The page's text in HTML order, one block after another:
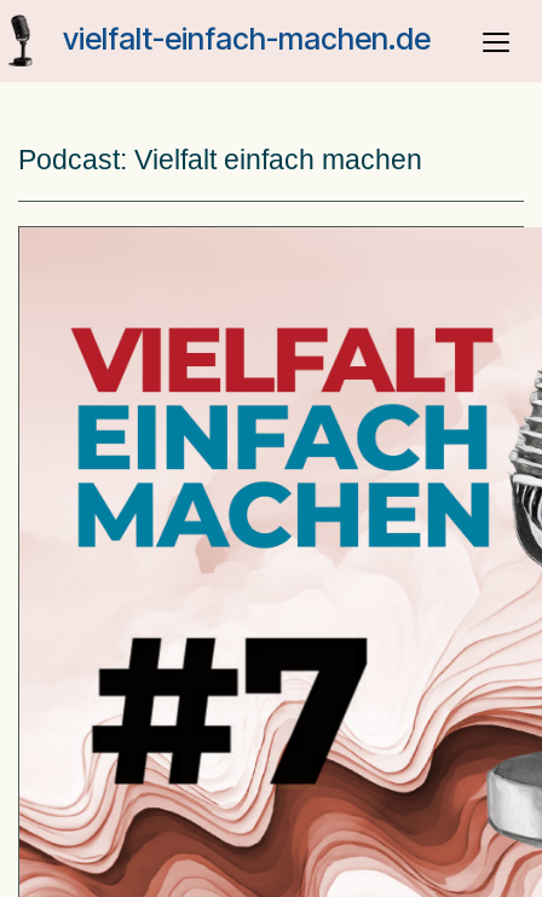
Skip
vielfalt-einfach-machen.de
Podcast: Vielfalt einfach machen